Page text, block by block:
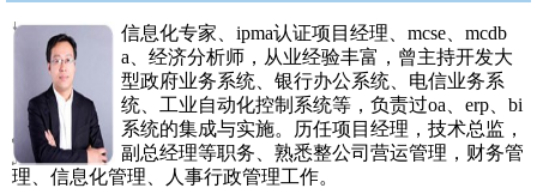
信息化专家、ipma认证项目经理、mcse、mcdb
a、经济分析师，从业经验丰富，曾主持开发大
型政府业务系统、银行办公系统、电信业务系
统、工业自动化控制系统等，负责过oa、erp、bi
系统的集成与实施。历任项目经理，技术总监，
副总经理等职务、熟悉整公司营运管理，财务管
理、信息化管理、人事行政管理工作。